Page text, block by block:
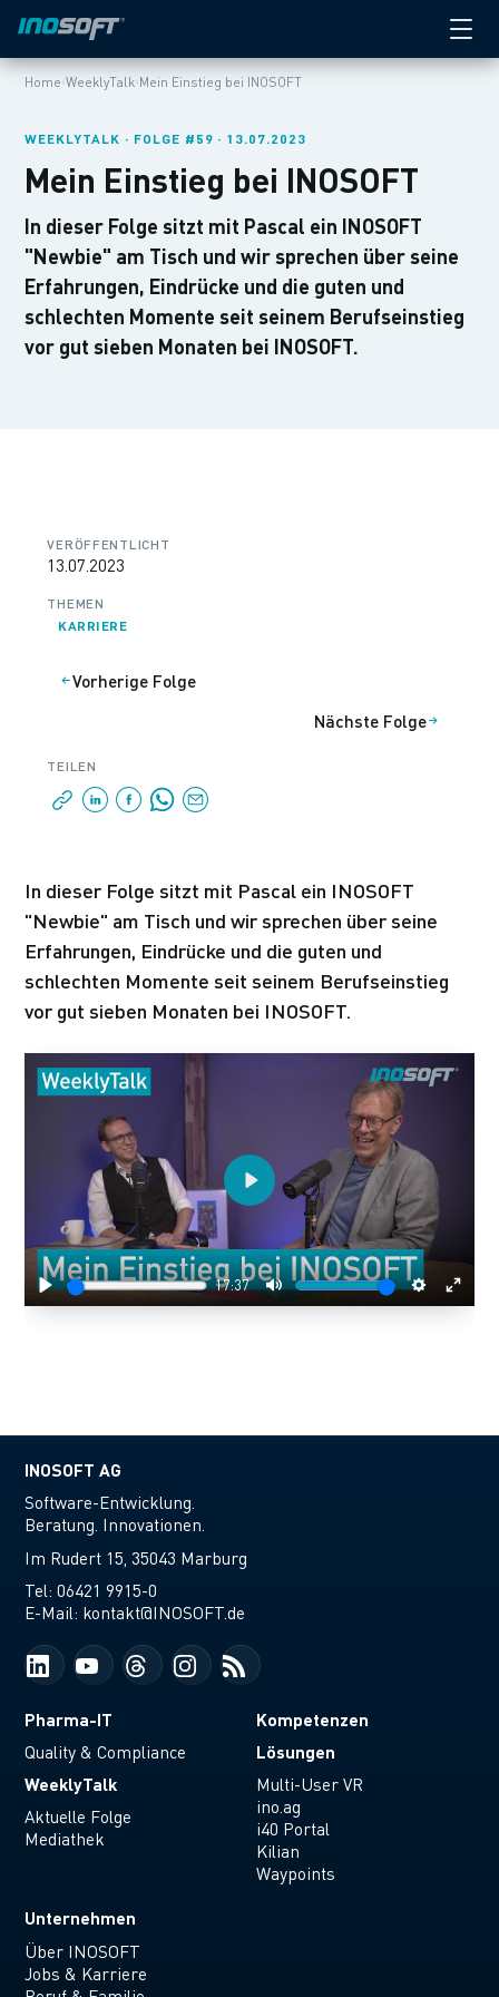
Home›WeeklyTalk›Mein Einstieg bei INOSOFT
WEEKLYTALK · FOLGE #59 · 13.07.2023
Mein Einstieg bei INOSOFT
In dieser Folge sitzt mit Pascal ein INOSOFT
"Newbie" am Tisch und wir sprechen über seine
Erfahrungen, Eindrücke und die guten und
schlechten Momente seit seinem Berufseinstieg
vor gut sieben Monaten bei INOSOFT.
VERÖFFENTLICHT
13.07.2023
THEMEN
KARRIERE
Vorherige Folge
Nächste Folge
TEILEN
In dieser Folge sitzt mit Pascal ein INOSOFT
"Newbie" am Tisch und wir sprechen über seine
Erfahrungen, Eindrücke und die guten und
schlechten Momente seit seinem Berufseinstieg
vor gut sieben Monaten bei INOSOFT.
Play
17:37
Mute Settings
Enter
Play
INOSOFT AG
Software-Entwicklung.
Beratung. Innovationen.
Im Rudert 15, 35043 Marburg
Tel:06421 9915-0
E-Mail: kontakt@INOSOFT.de
Pharma-IT
Quality & Compliance
WeeklyTalk
Aktuelle Folge
Mediathek
Kompetenzen
Lösungen
Multi-User VR
ino.ag
i40 Portal
Kilian
Waypoints
Unternehmen
Über INOSOFT
Jobs & Karriere